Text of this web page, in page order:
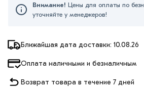
Ближайшая дата доставки: 10.08.26
Оплата наличными и безналичным
Возврат товара в течение 7 дней
Внимание! Цены для оплаты по
уточняйте у менеджеров!